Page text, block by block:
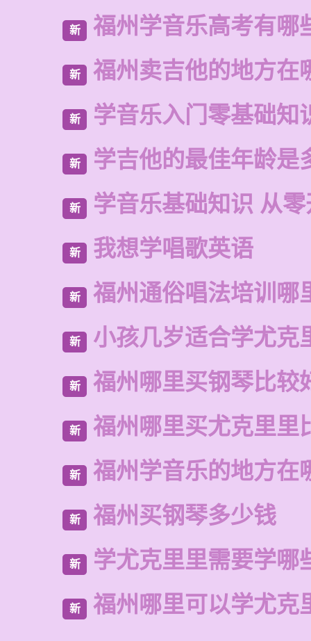
新 福州学音乐高考有哪
新 福州卖吉他的地方在
新 学音乐入门零基础知
新 学吉他的最佳年龄是
新 学音乐基础知识 从
新 我想学唱歌英语
新 福州通俗唱法培训哪
新 小孩几岁适合学尤克
新 福州哪里买钢琴比较
新 福州哪里买尤克里里
新 福州学音乐的地方在
新 福州买钢琴多少钱
新 学尤克里里需要学哪
新 福州哪里可以学尤克